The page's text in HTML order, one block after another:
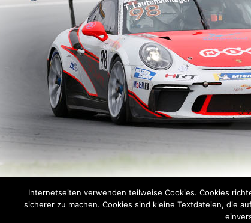
Internetseiten verwenden teilweise Cookies. Cookies
sicherer zu machen. Cookies sind kleine Textdateien, die